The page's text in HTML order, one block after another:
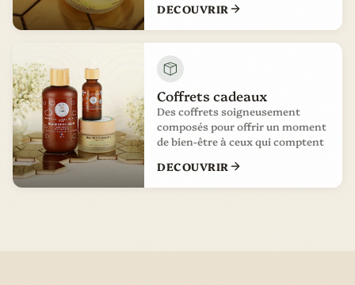
DECOUVRIR
Coffrets cadeaux
Des coffrets soigneusement
composés pour offrir un moment
de bien-être à ceux qui comptent
DECOUVRIR